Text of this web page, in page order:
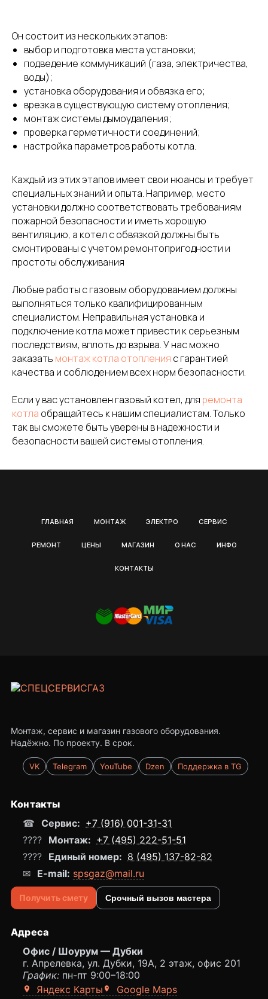
Он состоит из нескольких этапов:
выбор и подготовка места установки;
подведение коммуникаций (газа, электричества,
воды);
установка оборудования и обвязка его;
врезка в существующую систему отопления;
монтаж системы дымоудаления;
проверка герметичности соединений;
настройка параметров работы котла.
Каждый из этих этапов имеет свои нюансы и требует
специальных знаний и опыта. Например, место
установки должно соответствовать требованиям
пожарной безопасности и иметь хорошую
вентиляцию, а котел с обвязкой должны быть
смонтированы с учетом ремонтопригодности и
простоты обслуживания
Любые работы с газовым оборудованием должны
выполняться только квалифицированным
специалистом. Неправильная установка и
подключение котла может привести к серьезным
последствиям, вплоть до взрыва. У нас можно
заказать монтаж котла отопления с гарантией
качества и соблюдением всех норм безопасности.
Если у вас установлен газовый котел, для ремонта
котла обращайтесь к нашим специалистам. Только
так вы сможете быть уверены в надежности и
безопасности вашей системы отопления.
ГЛАВНАЯ МОНТАЖ ЭЛЕКТРО СЕРВИС
РЕМОНТ ЦЕНЫ МАГАЗИН О НАС ИНФО
КОНТАКТЫ
Монтаж, сервис и магазин газового оборудования.
Надёжно. По проекту. В срок.
VK Telegram YouTube Dzen Поддержка в TG
Контакты
☎ Сервис: +7 (916) 001-31-31
???? Монтаж: +7 (495) 222-51-51
???? Единый номер: 8 (495) 137-82-82
✉ E-mail: spsgaz@mail.ru
Получить смету Срочный вызов мастера
Адреса
Офис / Шоурум — Дубки
г. Апрелевка, ул. Дубки, 19А, 2 этаж, офис 201
График: пн-пт 9:00–18:00
Яндекс Карты
Google Maps